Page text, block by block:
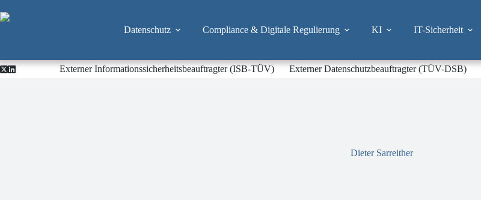
Inhalt
Datenschutz Compliance & Digitale Regulierung KI IT-Sicherheit
Externer Informationssicherheitsbeauftragter (ISB-TÜV) Externer Datenschutzbeauftragter (TÜV-DSB)
Dieter Sarreither